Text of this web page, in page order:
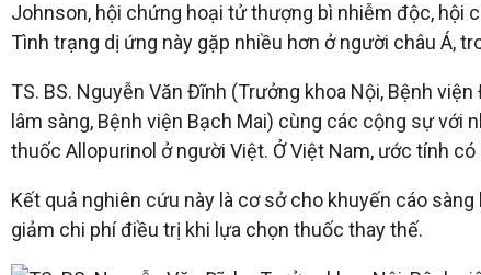
Johnson, hội chứng hoại tử thượng bì nhiễm độc, hội
Tình trạng dị ứng này gặp nhiều hơn ở người châu Á,
TS. BS. Nguyễn Văn Đĩnh (Trưởng khoa Nội, Bệnh
lâm sàng, Bệnh viện Bạch Mai) cùng các cộng sự với
thuốc Allopurinol ở người Việt. Ở Việt Nam, ước tính
Kết quả nghiên cứu này là cơ sở cho khuyến cáo
giảm chi phí điều trị khi lựa chọn thuốc thay thế.